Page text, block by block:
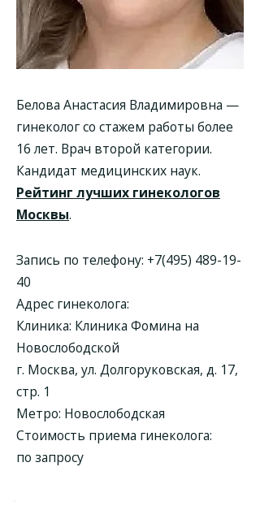
Белова Анастасия Владимировна —
гинеколог со стажем работы более
16 лет. Врач второй категории.
Кандидат медицинских наук.
Рейтинг лучших гинекологов
Москвы.
Запись по телефону: +7(495) 489-19-
40
Адрес гинеколога:
Клиника: Клиника Фомина на
Новослободской
г. Москва, ул. Долгоруковская, д. 17,
стр. 1
Метро: Новослободская
Стоимость приема гинеколога:
по запросу